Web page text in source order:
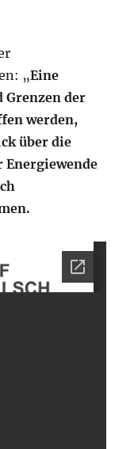
„Eine
Grenzen der
werden,
über die